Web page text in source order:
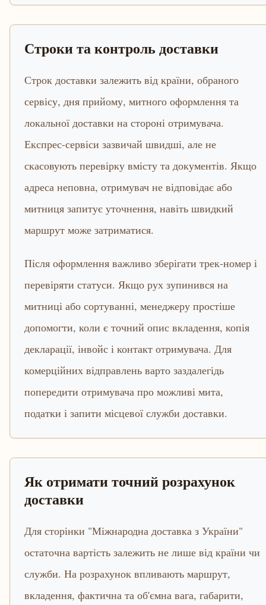
Строки та контроль доставки
Строк доставки залежить від країни, обраного
сервісу, дня прийому, митного оформлення та
локальної доставки на стороні отримувача.
Експрес-сервіси зазвичай швидші, але не
скасовують перевірку вмісту та документів. Якщо
адреса неповна, отримувач не відповідає або
митниця запитує уточнення, навіть швидкий
маршрут може затриматися.
Після оформлення важливо зберігати трек-номер і
перевіряти статуси. Якщо рух зупинився на
митниці або сортуванні, менеджеру простіше
допомогти, коли є точний опис вкладення, копія
декларації, інвойс і контакт отримувача. Для
комерційних відправлень варто заздалегідь
попередити отримувача про можливі мита,
податки і запити місцевої служби доставки.
Як отримати точний розрахунок
доставки
Для сторінки "Міжнародна доставка з України"
остаточна вартість залежить не лише від країни чи
служби. На розрахунок впливають маршрут,
вкладення, фактична та об'ємна вага, габарити,